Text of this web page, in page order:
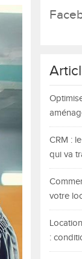
CRM :
qui va
votre
: